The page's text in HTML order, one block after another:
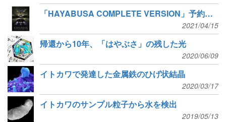
「HAYABUSA COMPLETE VERSION」予約受付開始
2021/04/15
帰還から10年、「はやぶさ」の残した光
2020/06/09
イトカワで発達した金属鉄のひげ状結晶
2020/03/17
イトカワのサンプル粒子から水を検出
2019/05/13